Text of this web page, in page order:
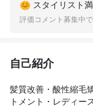
スタイリスト
評価コメント募集中
自己紹介
髪質改善・酸性縮毛
トメント・レディー